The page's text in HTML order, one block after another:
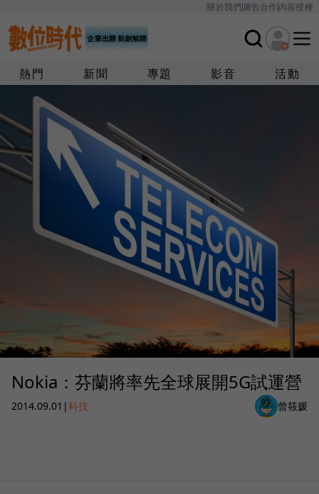
關於我們廣告合作內容授權
熱門 新聞 專題 影音 活動
Nokia：芬蘭將率先全球展開5G試運營
2014.09.01 |科技 曾筱媛